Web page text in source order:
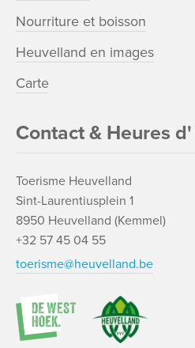
Nourriture et boisson
Heuvelland en images
Carte
Contact & Heures
Toerisme Heuvelland
Sint-Laurentiusplein 1
8950 Heuvelland (Kemmel)
+32 57 45 04 55
toerisme@heuvelland.be